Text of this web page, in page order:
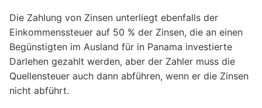
Die Zahlung von Zinsen unterliegt ebenfalls der
Einkommenssteuer auf 50 % der Zinsen, die an einen
Begünstigten im Ausland für in Panama investierte
Darlehen gezahlt werden, aber der Zahler muss die
Quellensteuer auch dann abführen, wenn er die Zinsen
nicht abführt.